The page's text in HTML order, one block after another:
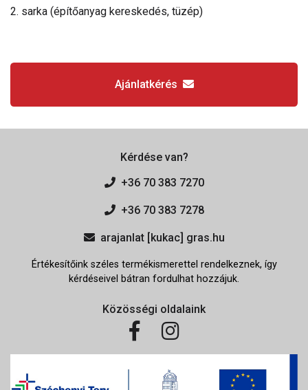
2. sarka (építőanyag kereskedés, tüzép)
Ajánlatkérés
Kérdése van?
+36 70 383 7270
+36 70 383 7278
arajanlat [kukac] gras.hu
Értékesítőink széles termékismerettel rendelkeznek, így
kérdéseivel bátran fordulhat hozzájuk.
Közösségi oldalaink